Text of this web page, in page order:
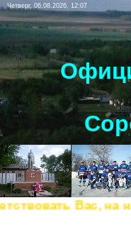
Четверг, 06.08.2026, 12:07
Вас, на